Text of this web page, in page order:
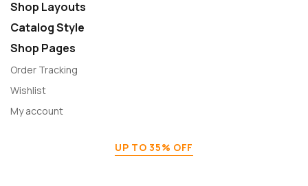
Shop Layouts
Catalog Style
Shop Pages
Order Tracking
Wishlist
My account
UP TO 35% OFF